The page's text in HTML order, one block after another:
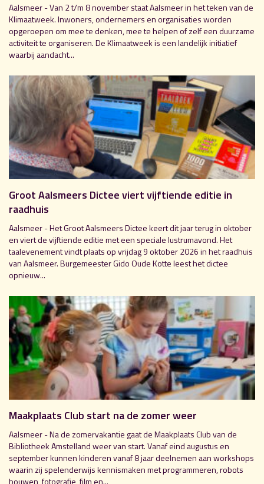
Aalsmeer - Van 2 t/m 8 november staat Aalsmeer in het teken van de
Klimaatweek. Inwoners, ondernemers en organisaties worden
opgeroepen om mee te denken, mee te helpen of zelf een duurzame
activiteit te organiseren. De Klimaatweek is een landelijk initiatief
waarbij aandacht...
Groot Aalsmeers Dictee viert vijftiende editie in
raadhuis
Aalsmeer - Het Groot Aalsmeers Dictee keert dit jaar terug in oktober
en viert de vijftiende editie met een speciale lustrumavond. Het
taalevenement vindt plaats op vrijdag 9 oktober 2026 in het raadhuis
van Aalsmeer. Burgemeester Gido Oude Kotte leest het dictee
opnieuw...
Maakplaats Club start na de zomer weer
Aalsmeer - Na de zomervakantie gaat de Maakplaats Club van de
Bibliotheek Amstelland weer van start. Vanaf eind augustus en
september kunnen kinderen vanaf 8 jaar deelnemen aan workshops
waarin zij spelenderwijs kennismaken met programmeren, robots
bouwen, fotografie, film en...